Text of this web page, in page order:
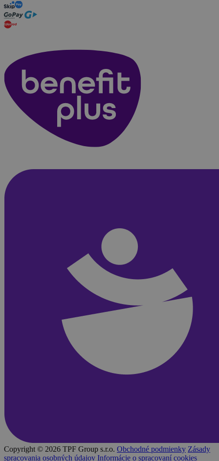
Copyright © 2026 TPF Group s.r.o. Obchodné podmienky Zásady
spracovania osobných údajov Informácie o spracovaní cookies